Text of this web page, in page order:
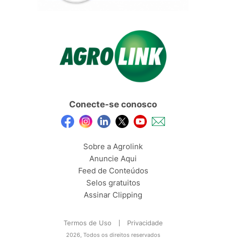
Conecte-se conosco
Sobre a Agrolink
Anuncie Aqui
Feed de Conteúdos
Selos gratuitos
Assinar Clipping
Termos de Uso Privacidade
2026, Todos os direitos reservados